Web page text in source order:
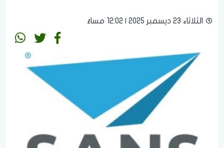
الثلاثاء 23 ديسمبر 2025 | 12:02 مساءً